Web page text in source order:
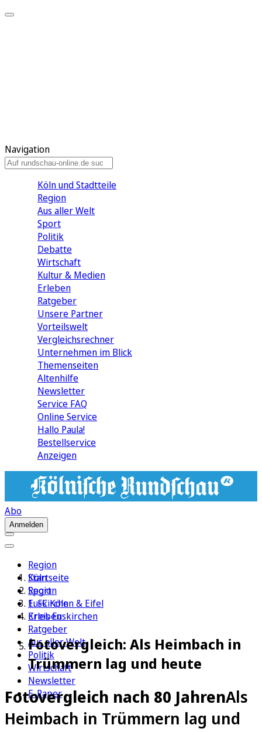
Navigation
Köln und Stadtteile
Region
Aus aller Welt
Sport
Politik
Debatte
Wirtschaft
Kultur & Medien
Erleben
Ratgeber
Unsere Partner
Vorteilswelt
Vergleichsrechner
Unternehmen im Blick
Themenseiten
Altenhilfe
Newsletter
Service FAQ
Online Service
Hallo Paula!
Bestellservice
Anzeigen
Abo
Anmelden
Region
Köln
Sport
1. FC Köln
Erleben
Ratgeber
Aus aller Welt
Politik
Wirtschaft
Newsletter
E-Paper
Startseite
Region
Euskirchen & Eifel
Kreis Euskirchen
Fotovergleich: Als Heimbach in
Trümmern lag und heute
Fotovergleich nach 80 JahrenAls
Heimbach in Trümmern lag und